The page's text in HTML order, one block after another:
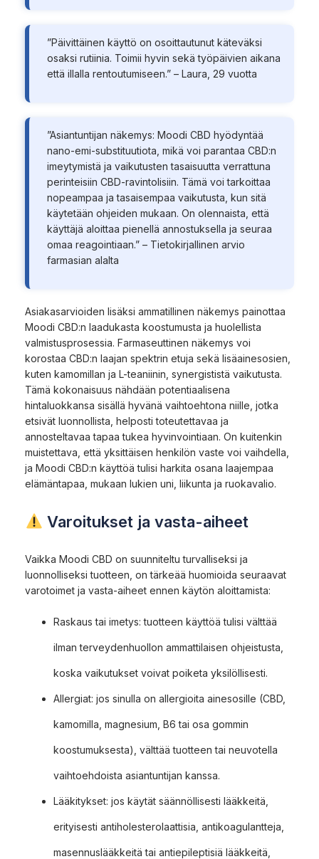
”Päivittäinen käyttö on osoittautunut käteväksi
osaksi rutiinia. Toimii hyvin sekä työpäivien aikana
että illalla rentoutumiseen.” – Laura, 29 vuotta
”Asiantuntijan näkemys: Moodi CBD hyödyntää
nano-emi-substituutiota, mikä voi parantaa CBD:n
imeytymistä ja vaikutusten tasaisuutta verrattuna
perinteisiin CBD-ravintolisiin. Tämä voi tarkoittaa
nopeampaa ja tasaisempaa vaikutusta, kun sitä
käytetään ohjeiden mukaan. On olennaista, että
käyttäjä aloittaa pienellä annostuksella ja seuraa
omaa reagointiaan.” – Tietokirjallinen arvio
farmasian alalta
Asiakasarvioiden lisäksi ammatillinen näkemys painottaa
Moodi CBD:n laadukasta koostumusta ja huolellista
valmistusprosessia. Farmaseuttinen näkemys voi
korostaa CBD:n laajan spektrin etuja sekä lisäainesosien,
kuten kamomillan ja L-teaniinin, synergististä vaikutusta.
Tämä kokonaisuus nähdään potentiaalisena
hintaluokkansa sisällä hyvänä vaihtoehtona niille, jotka
etsivät luonnollista, helposti toteutettavaa ja
annosteltavaa tapaa tukea hyvinvointiaan. On kuitenkin
muistettava, että yksittäisen henkilön vaste voi vaihdella,
ja Moodi CBD:n käyttöä tulisi harkita osana laajempaa
elämäntapaa, mukaan lukien uni, liikunta ja ruokavalio.
Varoitukset ja vasta-aiheet
Vaikka Moodi CBD on suunniteltu turvalliseksi ja
luonnolliseksi tuotteen, on tärkeää huomioida seuraavat
varotoimet ja vasta-aiheet ennen käytön aloittamista:
Raskaus tai imetys: tuotteen käyttöä tulisi välttää
ilman terveydenhuollon ammattilaisen ohjeistusta,
koska vaikutukset voivat poiketa yksilöllisesti.
Allergiat: jos sinulla on allergioita ainesosille (CBD,
kamomilla, magnesium, B6 tai osa gommin
koostumuksesta), välttää tuotteen tai neuvotella
vaihtoehdoista asiantuntijan kanssa.
Lääkitykset: jos käytät säännöllisesti lääkkeitä,
erityisesti antiholesterolaattisia, antikoagulantteja,
masennuslääkkeitä tai antiepileptisiä lääkkeitä,